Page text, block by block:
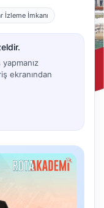
İzleme İmkanı
ekranından